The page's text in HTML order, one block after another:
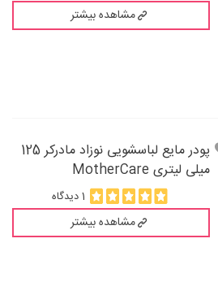
مشاهده بیشتر
پودر مایع لباسشویی نوزاد مادرکر 125
میلی لیتری MotherCare
1 دیدگاه
مشاهده بیشتر